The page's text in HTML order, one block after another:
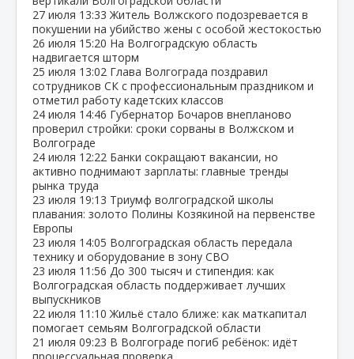
27 июля 13:33 Житель Волжского подозревается в
покушении на убийство жены с особой жестокостью
26 июля 15:20 На Волгоградскую область
надвигается шторм
25 июля 13:02 Глава Волгограда поздравил
сотрудников СК с профессиональным праздником и
отметил работу кадетских классов
24 июля 14:46 Губернатор Бочаров внепланово
проверил стройки: сроки сорваны в Волжском и
Волгограде
24 июля 12:22 Банки сокращают вакансии, но
активно поднимают зарплаты: главные тренды
рынка труда
23 июля 19:13 Триумф волгоградской школы
плавания: золото Полины Козякиной на первенстве
Европы
23 июля 14:05 Волгоградская область передала
технику и оборудование в зону СВО
23 июля 11:56 До 300 тысяч и стипендия: как
Волгоградская область поддерживает лучших
выпускников
22 июля 11:10 Жильё стало ближе: как маткапитал
помогает семьям Волгоградской области
21 июля 09:23 В Волгограде погиб ребёнок: идёт